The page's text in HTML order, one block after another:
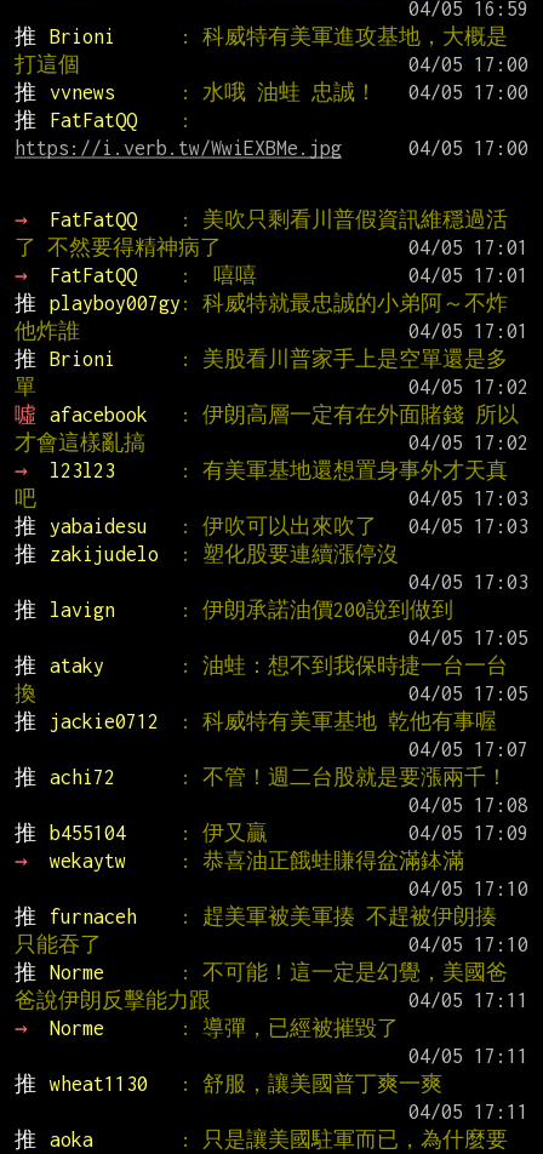
推
Brioni
: 科威特有美軍進攻基地，大概是
打這個
推
vvnews : 水哦 油蛙 忠誠！
推
FatFatQQ
https://i.verb.tw/WwiEXBMe.jpg
→ FatFatQQ
: 美吹只剩看川普假資訊維穩過活
了 不然要得精神病了
→
FatFatQQ :  嘻嘻
推
playboy007gy : 科威特就最忠誠的小弟阿～不炸
他炸誰
推
Brioni
: 美股看川普家手上是空單還是多
單
噓
afacebook
: 伊朗高層一定有在外面賭錢 所以
才會這樣亂搞
→
l23l23
: 有美軍基地還想置身事外才天真
吧
推
yabaidesu : 伊吹可以出來吹了
推
zakijudelo
: 塑化股要連續漲停沒
推
lavign
: 伊朗承諾油價200說到做到
推
ataky
: 油蛙：想不到我保時捷一台一台
換
推
jackie0712
: 科威特有美軍基地 乾他有事喔
推
achi72
: 不管！週二台股就是要漲兩千！
推
b455104 : 伊又贏
→
wekaytw
: 恭喜油正餓蛙賺得盆滿鉢滿
推
furnaceh
: 趕美軍被美軍揍 不趕被伊朗揍
只能吞了
推
Norme
: 不可能！這一定是幻覺，美國爸
爸說伊朗反擊能力跟
→
Norme
: 導彈，已經被摧毀了
推
wheat1130
: 舒服，讓美國普丁爽一爽
推
aoka
: 只是讓美國駐軍而已，為什麼要